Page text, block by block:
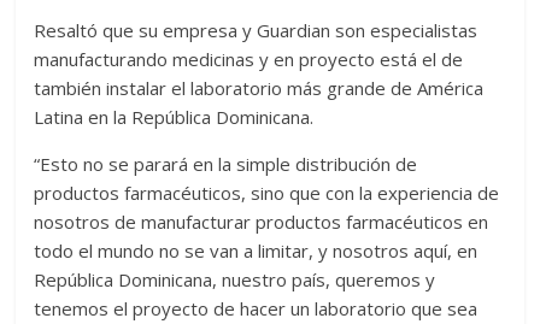
Resaltó que su empresa y Guardian son especialistas
manufacturando medicinas y en proyecto está el de
también instalar el laboratorio más grande de América
Latina en la República Dominicana.
“Esto no se parará en la simple distribución de
productos farmacéuticos, sino que con la experiencia de
nosotros de manufacturar productos farmacéuticos en
todo el mundo no se van a limitar, y nosotros aquí, en
República Dominicana, nuestro país, queremos y
tenemos el proyecto de hacer un laboratorio que sea